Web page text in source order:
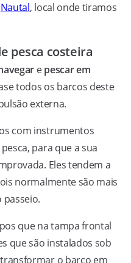
Nautal, local onde tiramos
pesca costeira
epescar em
todos os barcos deste
externa.
com instrumentos
para que a sua
Eles tendem a
normalmente são mais
passeio.
que na tampa frontal
que são instalados sob
o barco em